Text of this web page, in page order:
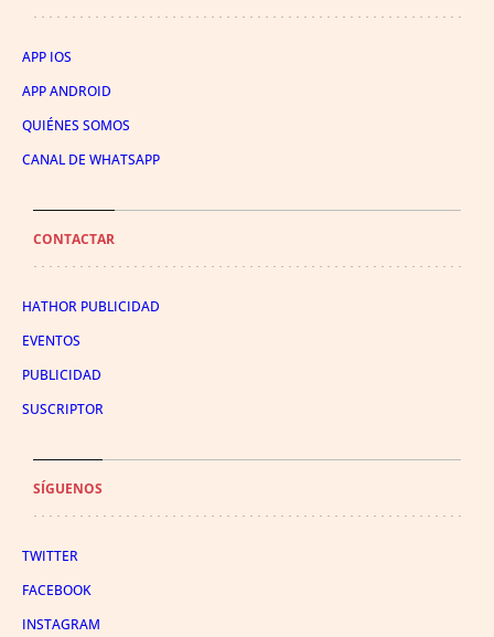
APP IOS
APP ANDROID
QUIÉNES SOMOS
CANAL DE WHATSAPP
CONTACTAR
HATHOR PUBLICIDAD
EVENTOS
PUBLICIDAD
SUSCRIPTOR
SÍGUENOS
TWITTER
FACEBOOK
INSTAGRAM